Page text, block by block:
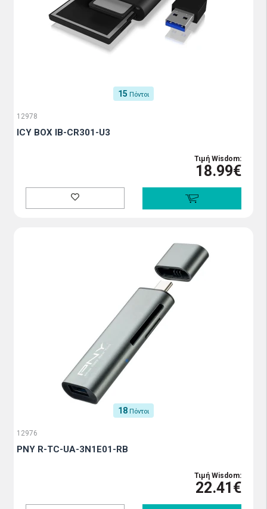
15 Πόντοι
12978
ICY BOX IB-CR301-U3
Τιμή Wisdom:
18.99€
18 Πόντοι
12976
PNY R-TC-UA-3N1E01-RB
Τιμή Wisdom:
22.41€